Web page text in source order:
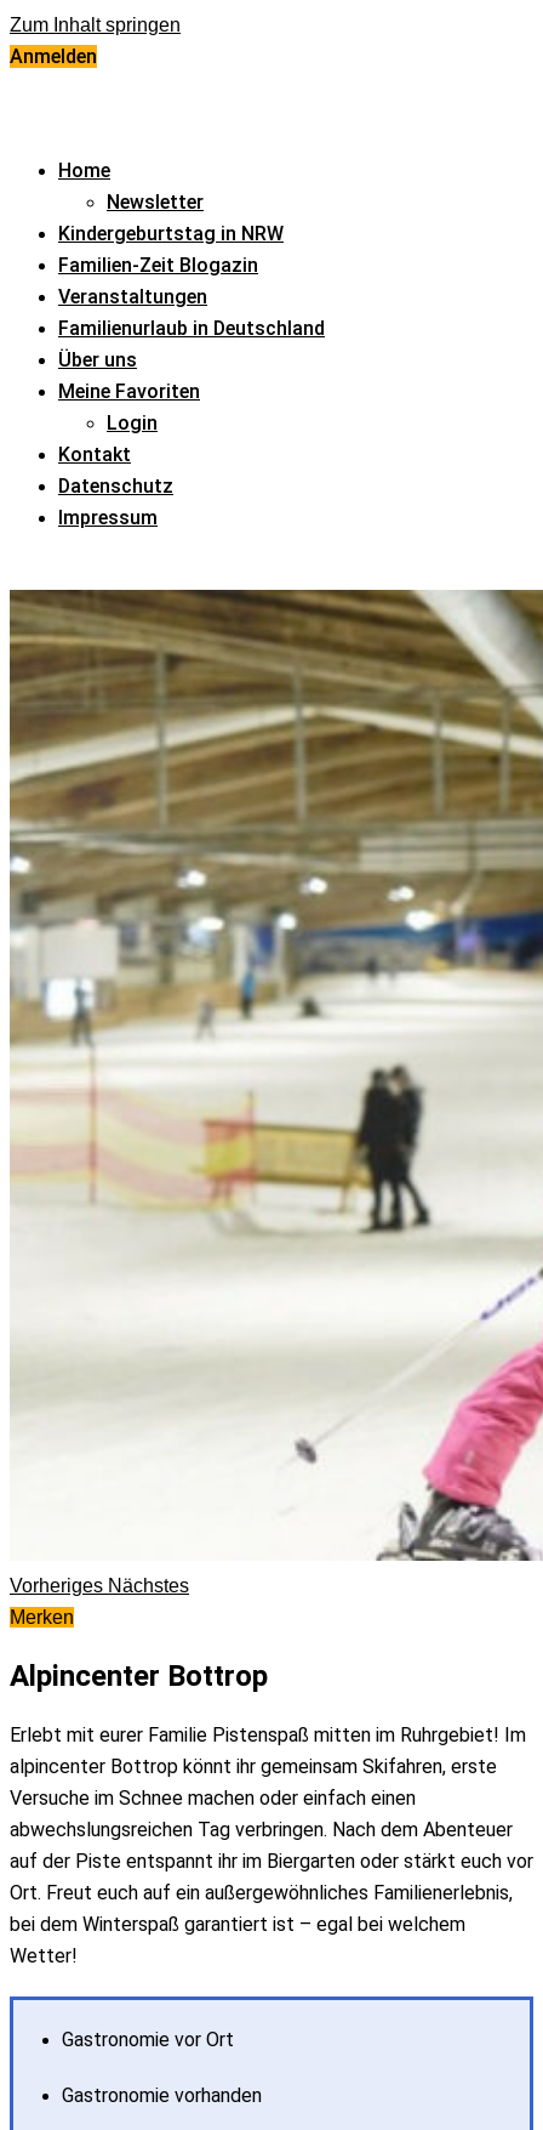
Zum Inhalt springen
Anmelden
Home
Newsletter
Kindergeburtstag in NRW
Familien-Zeit Blogazin
Veranstaltungen
Familienurlaub in Deutschland
Über uns
Meine Favoriten
Login
Kontakt
Datenschutz
Impressum
Vorheriges Nächstes
Merken
Alpincenter Bottrop
Erlebt mit eurer Familie Pistenspaß mitten im Ruhrgebiet! Im
alpincenter Bottrop könnt ihr gemeinsam Skifahren, erste
Versuche im Schnee machen oder einfach einen
abwechslungsreichen Tag verbringen. Nach dem Abenteuer
auf der Piste entspannt ihr im Biergarten oder stärkt euch vor
Ort. Freut euch auf ein außergewöhnliches Familienerlebnis,
bei dem Winterspaß garantiert ist – egal bei welchem
Wetter!
Gastronomie vor Ort
Gastronomie vorhanden